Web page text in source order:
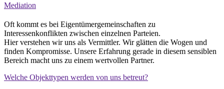
Mediation
Oft kommt es bei Eigentümergemeinschaften zu
Interessenkonflikten zwischen einzelnen Parteien.
Hier verstehen wir uns als Vermittler. Wir glätten die Wogen und
finden Kompromisse. Unsere Erfahrung gerade in diesem sensiblen
Bereich macht uns zu einem wertvollen Partner.
Welche Objekttypen werden von uns betreut?